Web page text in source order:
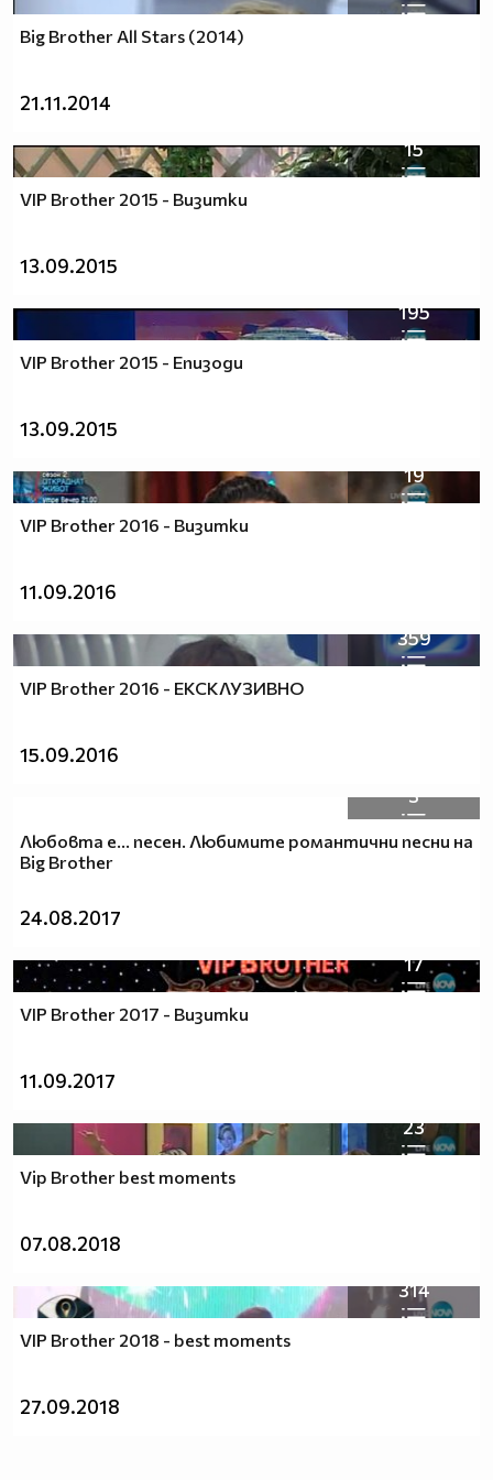
Big Brother All Stars (2014)
21.11.2014
15
VIP Brother 2015 - Визитки
13.09.2015
195
VIP Brother 2015 - Епизоди
13.09.2015
19
VIP Brother 2016 - Визитки
11.09.2016
359
VIP Brother 2016 - ЕКСКЛУЗИВНО
15.09.2016
3
Любовта е... песен. Любимите романтични песни на
Big Brother
24.08.2017
17
VIP Brother 2017 - Визитки
11.09.2017
23
Vip Brother best moments
07.08.2018
314
VIP Brother 2018 - best moments
27.09.2018